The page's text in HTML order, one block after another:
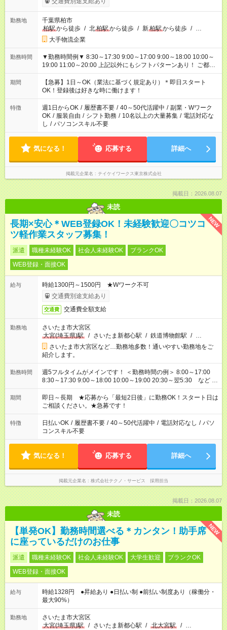
勤務地
千葉県柏市
柏駅から徒歩 / 北柏駅から徒歩 / 新柏駅から徒歩 / …
大手物流企業
勤務時間
▼勤務時間例▼ 8:30～17:30 9:00～17:00 9:00～18:00 10:00～
19:00 11:00～20:00 上記以外にもシフトパターンあり！ ご都合
に合わせてお仕事をご案内します＾＾
期間
【急募】1日～OK（業法に基づく規定あり）＊即日スタート
OK！登録後は好きな時に働けます！
特徴 週1日からOK / 履歴書不要 / 40～50代活躍中 / 副業・Wワーク
OK / 服装自由 / シフト勤務 / 10名以上の大量募集 / 電話対応な
し / パソコンスキル不要
気になる！ 応募する 詳細へ
掲載元企業名 テイケイワークス東京株式会社
掲載日：2026.08.07
未読
NEW
長期×安心＊WEB登録OK！未経験歓迎〇コツコ
ツ軽作業スタッフ募集！
派遣 職種未経験OK 社会人未経験OK
ブランクOK
WEB登録・面接OK
給与
時給1300円～1500円 ★Wワーク不可
交通費別途支給あり
交通費 交通費全額支給
勤務地
さいたま市大宮区
大宮(埼玉県)駅
/ さいたま新都心駅 / 鉄道博物館駅 / …
さいたま市大宮区など…勤務地多数！通いやすい勤務地をご
紹介します。
勤務時間
週5フルタイムがメインです！ ＜勤務時間の例＞ 8:00～17:00
8:30～17:30 9:00～18:00 10:00～19:00 20:30～翌5:30 など ★
その他にも勤務時間多数！ 日勤のみ、残業なし、交替制など
ご希望を教えてください！
期間
即日～長期 ★応募から「最短2日後」に勤務OK！スタート日は
ご相談ください。★急募です！
特徴 日払いOK / 履歴書不要 / 40～50代活躍中 / 電話対応なし / パソ
コンスキル不要
気になる！ 応募する 詳細へ
掲載元企業名 株式会社テクノ・サービス 採用担当
掲載日：2026.08.07
未読
NEW
【単発OK】勤務時間選べる＊カンタン！助手席
に座っているだけのお仕事
派遣 職種未経験OK 社会人未経験OK 大学生歓迎
ブランクOK
WEB登録・面接OK
給与
時給1328円 ●昇給あり ●日払い制 ●前払い制度あり（稼働分・
最大90%）
勤務地
さいたま市大宮区
大宮(埼玉県)駅
/ さいたま新都心駅 / 北大宮駅 / …